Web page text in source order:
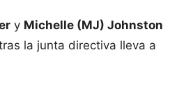
y Michelle (MJ) Johnston
la junta directiva lleva a